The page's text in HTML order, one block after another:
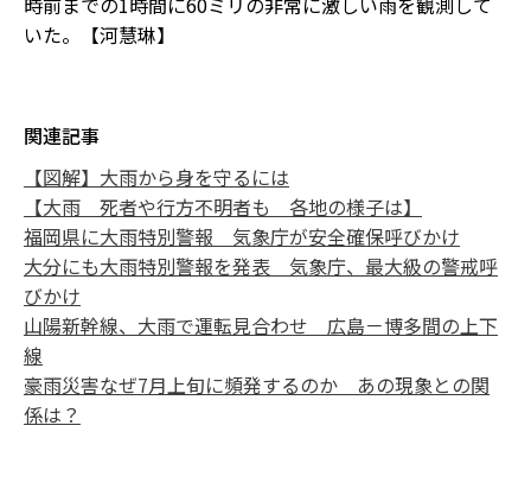
いた。【河慧琳】
関連記事
【図解】大雨から身を守るには
【大雨 死者や行方不明者も 各地の様子は】
福岡県に大雨特別警報 気象庁が安全確保呼びかけ
大分にも大雨特別警報を発表 気象庁、最大級の警戒呼
びかけ
山陽新幹線、大雨で運転見合わせ 広島－博多間の上下
線
豪雨災害なぜ7月上旬に頻発するのか あの現象との関
係は？